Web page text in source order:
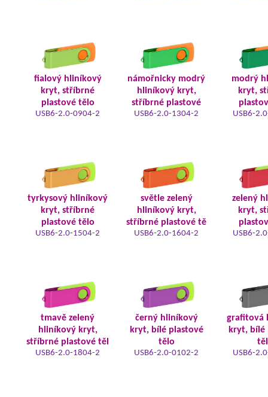
fialový hliníkový
kryt, stříbrné
plastové tělo
USB6-2.0-0904-2
námořnicky modrý
hliníkový kryt,
stříbrné plastové
USB6-2.0-1304-2
modrý
kryt,
USB6-
tyrkysový hliníkový
kryt, stříbrné
plastové tělo
USB6-2.0-1504-2
světle zelený
hliníkový kryt,
stříbrné plastové tě
USB6-2.0-1604-2
zelený
kryt,
USB6-
tmavě zelený
hliníkový kryt,
stříbrné plastové těl
USB6-2.0-1804-2
černý hliníkový
kryt, bílé plastové
tělo
USB6-2.0-0102-2
grafitová
kryt, bílé
USB6-